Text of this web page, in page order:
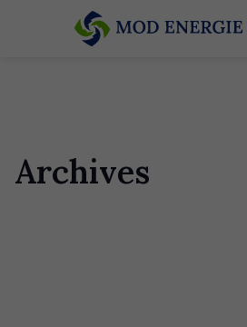
Archives